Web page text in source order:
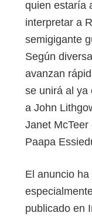
quien estaría
interpretar a
semigigante
Según
avanzan
se unirá al ya
a John
Janet
Paapa
El anuncio
publicado en